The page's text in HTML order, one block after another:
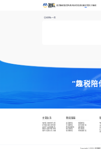
首页趣税服务免费开店跨境资讯趣学院关于趣税
返回上一页
“趣税陪
主营业务
VAT新注册/转代理
EPR新注册/转代理
全球产品合规服务
商标注册/外观专利
海外/香港公司注册
税局链接
英国税局
德国税局
法国税局
意大利税局
西班牙税局
波兰税局
捷克税局
荷兰税局
瑞典税局 阿联酋税局
Copyright ©2026 深圳趣